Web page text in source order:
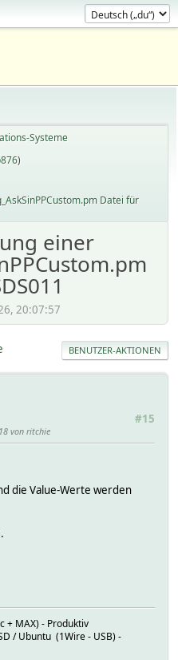
Systeme
)
Datei für
einer
20:07:57
BENUTZER-AKTIONEN
#15
von ritchie
die Value-Werte werden
+ MAX) - Produktiv
/ Ubuntu (1Wire - USB) -